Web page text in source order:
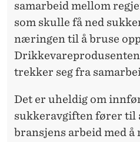
samarbeid mellom
som skulle få ned
næringen til å bruse
trekker seg fra
Det er uheldig om
sukkeravgiften fører til
bransjens arbeid med å